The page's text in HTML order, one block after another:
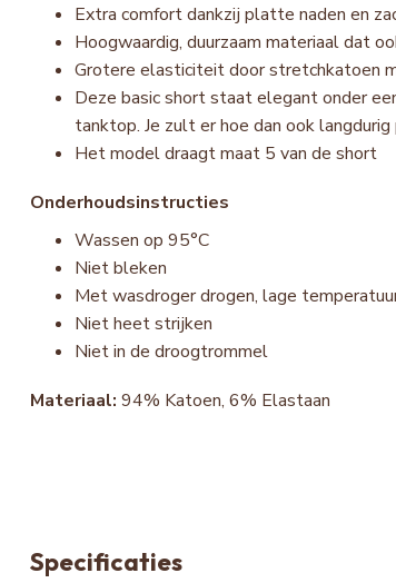
Extra comfort dankzij platte naden en
Hoogwaardig, duurzaam materiaal dat
Grotere elasticiteit door stretchkatoen
Deze basic short staat elegant onder
tanktop. Je zult er hoe dan ook
Het model draagt maat 5 van de short
Onderhoudsinstructies
Wassen op 95°C
Niet bleken
Met wasdroger drogen, lage
Niet heet strijken
Niet in de droogtrommel
Materiaal: 94% Katoen, 6% Elastaan
Specificaties